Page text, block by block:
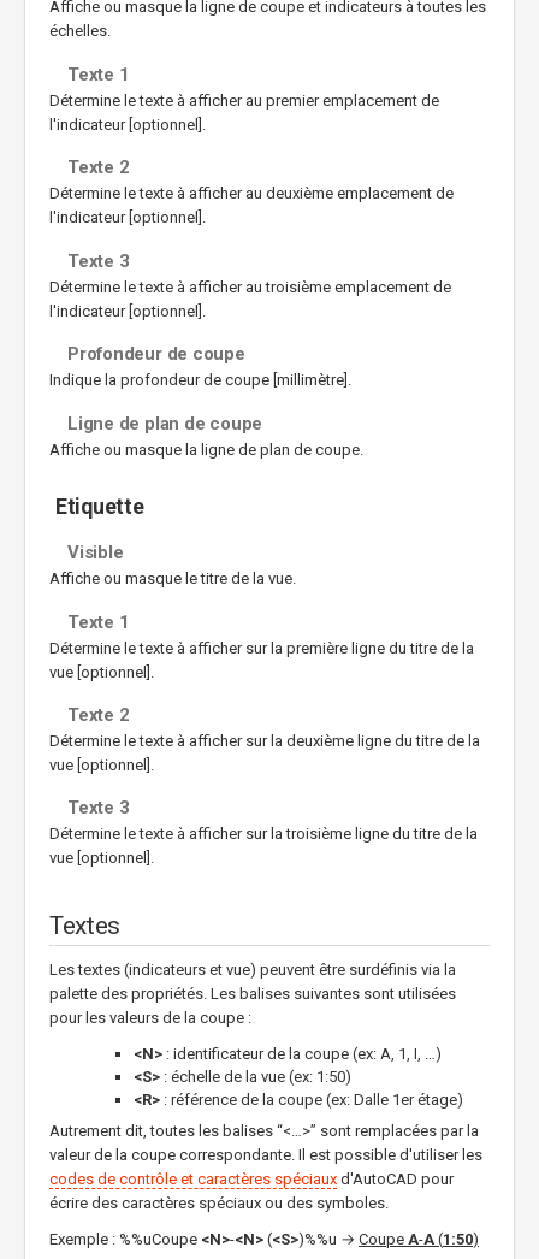
Affiche ou masque la ligne de coupe et indicateurs à toutes les
échelles.
Texte 1
Détermine le texte à afficher au premier emplacement de
l'indicateur [optionnel].
Texte 2
Détermine le texte à afficher au deuxième emplacement de
l'indicateur [optionnel].
Texte 3
Détermine le texte à afficher au troisième emplacement de
l'indicateur [optionnel].
Profondeur de coupe
Indique la profondeur de coupe [millimètre].
Ligne de plan de coupe
Affiche ou masque la ligne de plan de coupe.
Etiquette
Visible
Affiche ou masque le titre de la vue.
Texte 1
Détermine le texte à afficher sur la première ligne du titre de la
vue [optionnel].
Texte 2
Détermine le texte à afficher sur la deuxième ligne du titre de la
vue [optionnel].
Texte 3
Détermine le texte à afficher sur la troisième ligne du titre de la
vue [optionnel].
Textes
Les textes (indicateurs et vue) peuvent être surdéfinis via la
palette des propriétés. Les balises suivantes sont utilisées
pour les valeurs de la coupe :
<N> : identificateur de la coupe (ex: A, 1, I, …)
<S> : échelle de la vue (ex: 1:50)
<R> : référence de la coupe (ex: Dalle 1er étage)
Autrement dit, toutes les balises “<…>” sont remplacées par la
valeur de la coupe correspondante. Il est possible d'utiliser les
codes de contrôle et caractères spéciaux d'AutoCAD pour
écrire des caractères spéciaux ou des symboles.
Exemple : %%uCoupe <N>-<N> (<S>)%%u → Coupe A-A (1:50)